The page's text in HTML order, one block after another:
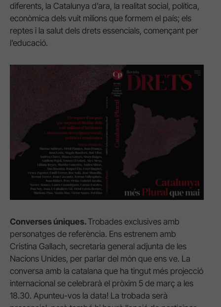
diferents, la Catalunya d’ara, la realitat social, política,
econòmica dels vuit milions que formem el país; els
reptes i la salut dels drets essencials, començant per
l’educació.
Converses úniques.Trobades exclusives amb
personatges de referència. Ens estrenem amb
Cristina Gallach, secretaria general adjunta de les
Nacions Unides, per parlar del món que ens ve. La
conversa amb la catalana que ha tingut més projecció
internacional se celebrarà el pròxim 5 de març a les
18.30. Apunteu-vos la data! La trobada serà